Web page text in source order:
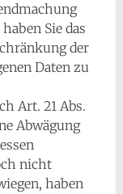
Sie das
der
Daten zu
Art. 21 Abs.
Abwägung
nicht
haben